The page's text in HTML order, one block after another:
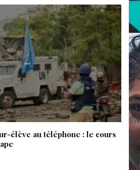
élève au téléphone : le cours